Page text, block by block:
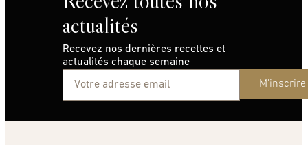
actualités
Recevez nos dernières recettes et
actualités chaque semaine
M'inscrire